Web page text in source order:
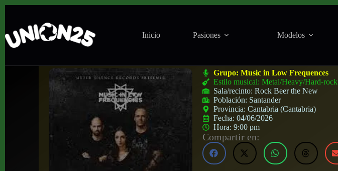
Inicio Pasiones Modelos
Grupo:Music in Low Frequences
Estilo musical: Metal/Heavy/Hard-rock
Sala/recinto:Rock Beer the New
Población: Santander
Provincia:Cantabria (Cantabria)
Fecha:04/06/2026
Hora:9:00 pm
Compartir en: